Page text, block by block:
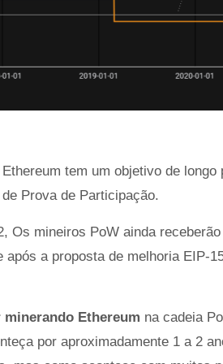
tem um objetivo de longo
Prova de Participação.
Os mineiros PoW ainda
a proposta de melhoria EIP-
Ethereum na cadeia
por aproximadamente 1 a 2